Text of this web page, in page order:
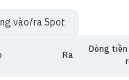
vào/ra Spot
Ra
Dòng tiền